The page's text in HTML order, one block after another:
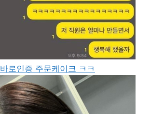
로인증 주문케이크 ㅋㅋ